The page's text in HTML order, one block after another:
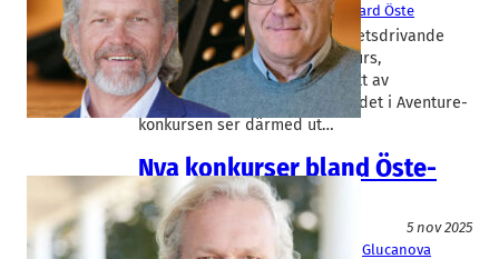
Björn Öste , Niklas Sigesgård , Rickard Öste
Tre av Öste-sfärens verksamhetsdrivande
dotterbolag har nu gått i konkurs,
tillsammans med ytterligare ett av
ägarbolagen. Det mesta av värdet i Aventure-
konkursen ser därmed ut…
Nya konkurser bland Öste-
bolagen
Livsmedel/Functional Food
5 nov 2025
Aventure , BerryLab Double Good
Glucanova